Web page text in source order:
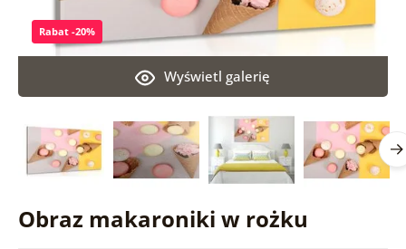
Obraz makaroniki w rożku
Wyświetl galerię
Rabat -20%